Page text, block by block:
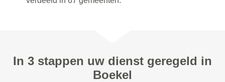
In 3 stappen uw dienst geregeld in
Boekel